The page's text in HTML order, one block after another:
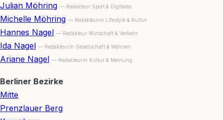
Julian Möhring — Redakteur Sport & Digitales
Michelle Möhring — Redakteurin Lifestyle & Kultur
Hannes Nagel — Redakteur Wirtschaft & Verkehr
Ida Nagel — Redakteurin Gesellschaft & Wohnen
Ariane Nagel — Redakteurin Kultur & Meinung
Berliner Bezirke
Mitte
Prenzlauer Berg